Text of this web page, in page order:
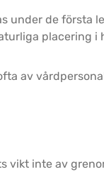
under de första
placering i
av
vikt inte av